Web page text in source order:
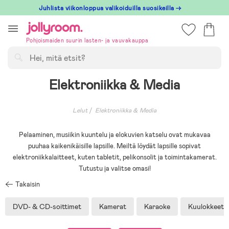
till
innehållet
Juhlista viikonloppua valikoiduilla suosikeilla →
Pohjoismaiden suurin lasten- ja vauvakauppa
Elektroniikka & Media
Lelut Elektroniikka & Media
Pelaaminen, musiikin kuuntelu ja elokuvien katselu ovat mukavaa
puuhaa kaikenikäisille lapsille. Meiltä löydät lapsille sopivat
elektroniikkalaitteet, kuten tabletit, pelikonsolit ja toimintakamerat.
Tutustu ja valitse omasi!
Takaisin
DVD- & CD-soittimet Kamerat Karaoke Kuulokkeet